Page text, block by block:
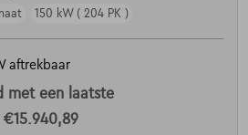
150 kW ( 204 PK )
aftrekbaar
met een laatste
€15.940,89